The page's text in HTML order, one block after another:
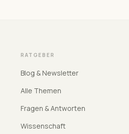
RATGEBER
Blog & Newsletter
Alle Themen
Fragen & Antworten
Wissenschaft